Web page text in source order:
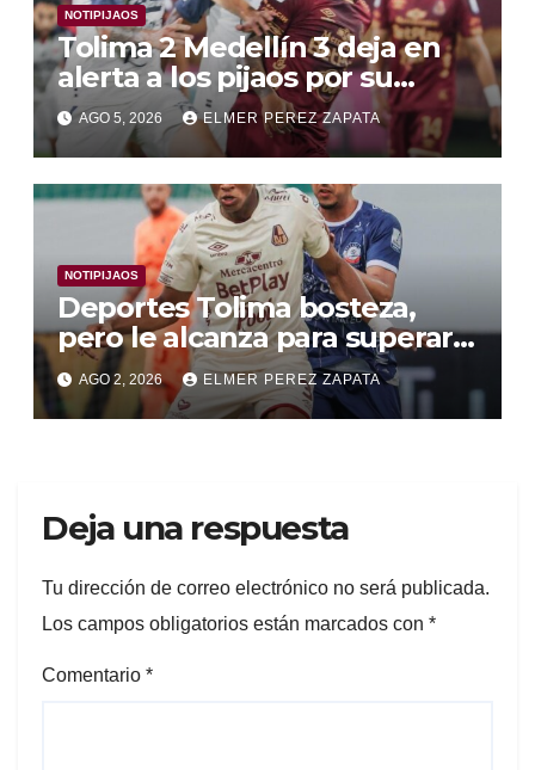
NOTIPIJAOS
Tolima 2 Medellín 3 deja en
alerta a los pijaos por su
fútbol irregular
AGO 5, 2026 ELMER PEREZ ZAPATA
NOTIPIJAOS
Deportes Tolima bosteza,
pero le alcanza para superar a
Alianza Valledupar 2 A 1
AGO 2, 2026 ELMER PEREZ ZAPATA
Deja una respuesta
Tu dirección de correo electrónico no será publicada.
Los campos obligatorios están marcados con *
Comentario *